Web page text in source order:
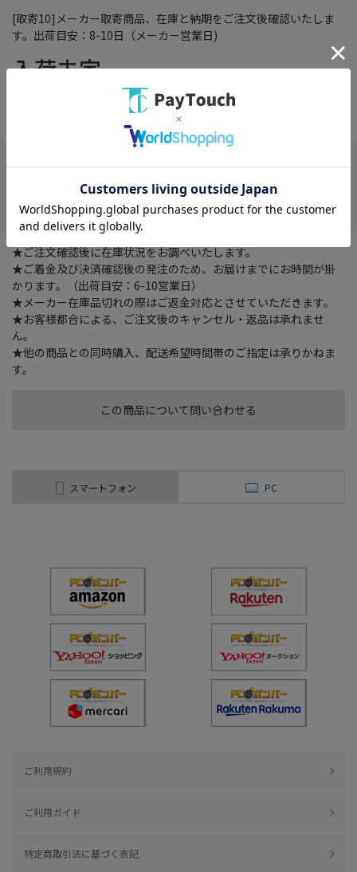
[取寄10]メーカー取寄商品、在庫と納期をご注文後確認いたしま
す。出荷目安：8-10日（メーカー営業日)
入荷未定（税込）
この商品について問い合わせる
在庫がありません
★ご注文確認後に在庫状況をお調べいたします。
★ご着金及び決済確認後の発注のため、お届けまでにお時間が掛
かります。（出荷目安：6-10営業日）
★メーカー在庫品切れの際はご返金対応とさせていただきます。
★お客様都合による、ご注文後のキャンセル・返品は承れませ
ん。
★他の商品との同時購入、配送希望時間帯のご指定は承りかねま
す。
スマートフォン PC
ご利用規約
ご利用ガイド
特定商取引法に基づく表記